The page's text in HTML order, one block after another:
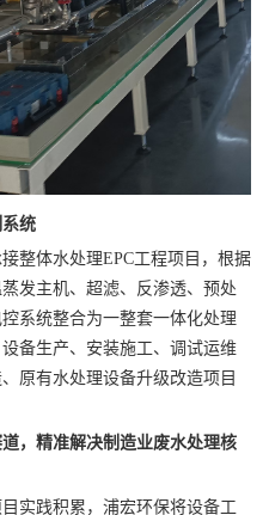
系统
整体水处理EPC工程项目，根据
发主机、超滤、反渗透、预处
系统整合为一整套一体化处理
备生产、安装施工、调试运维
原有水处理设备升级改造项目
，精准解决制造业废水处理核
实践积累，浦宏环保将设备工